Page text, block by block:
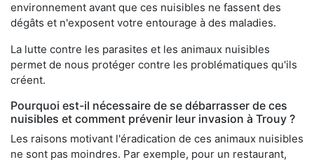
environnement avant que ces nuisibles ne fassent des
dégâts et n'exposent votre entourage à des maladies.
La lutte contre les parasites et les animaux nuisibles
permet de nous protéger contre les problématiques qu'ils
créent.
Pourquoi est-il nécessaire de se débarrasser de ces
nuisibles et comment prévenir leur invasion à Trouy ?
Les raisons motivant l'éradication de ces animaux nuisibles
ne sont pas moindres. Par exemple, pour un restaurant,